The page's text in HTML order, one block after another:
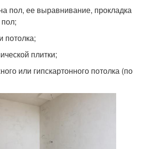
пол, ее выравнивание, прокладка
потолка;
плитки;
или гипскартонного потолка (по